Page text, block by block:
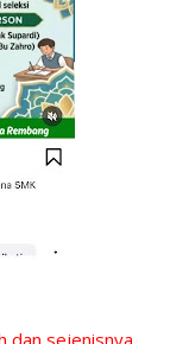
dan sejenisnya